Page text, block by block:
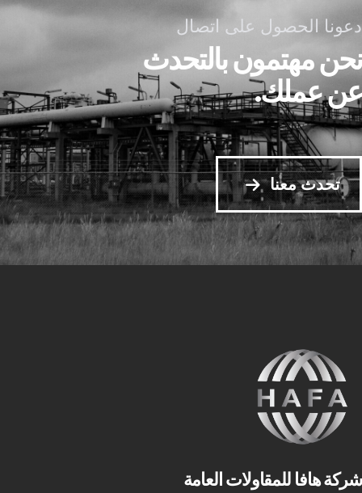
دعونا الحصول على اتصال
نحن مهتمون بالتحدث
عن عملك.
تحدث معنا
شركة هافا للمقاولات العامة